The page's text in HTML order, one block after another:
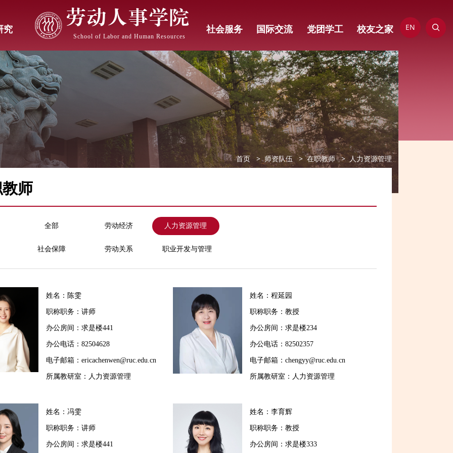
劳动人事学院
School of Labor and Human Resources
究 社会服务 国际交流 党团学工 校友之家 EN
首页 师资队伍 在职教师 人力资源管理
师
全部 劳动经济 人力资源管理
社会保障 劳动关系 职业开发与管理
姓名：陈雯
职称职务：讲师
办公房间：求是楼441
办公电话：82504628
电子邮箱：ericachenwen@ruc.edu.cn
所属教研室：人力资源管理
姓名：程延园
职称职务：教授
办公房间：求是楼234
办公电话：82502357
电子邮箱：chengyy@ruc.edu.cn
所属教研室：人力资源管理
姓名：冯雯
职称职务：讲师
办公房间：求是楼441
姓名：李育辉
职称职务：教授
办公房间：求是楼333